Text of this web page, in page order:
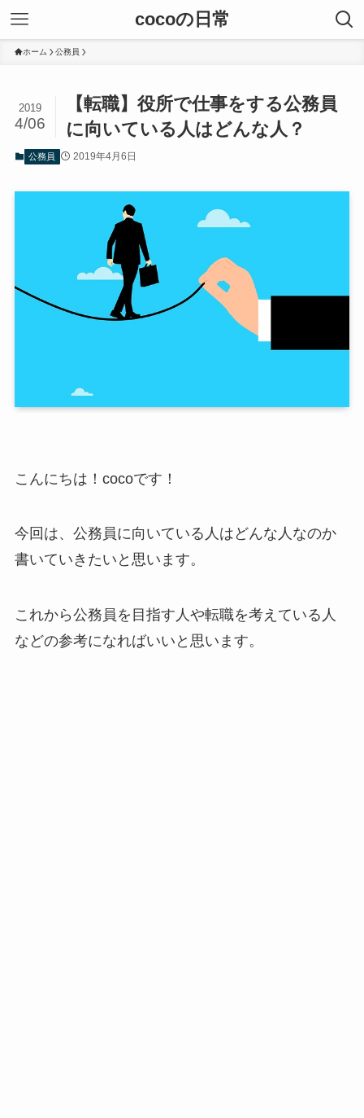
cocoの日常
ホーム 公務員
【転職】役所で仕事をする公務員
に向いている人はどんな人？
2019
4/06
公務員 2019年4月6日
こんにちは！cocoです！
今回は、公務員に向いている人はどんな人なのか
書いていきたいと思います。
これから公務員を目指す人や転職を考えている人
などの参考になればいいと思います。